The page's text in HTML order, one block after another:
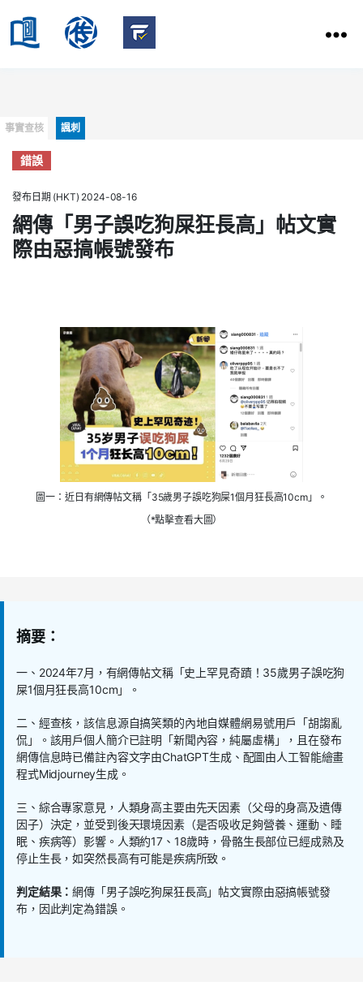
HKBU
of
Communication
Categories
事實查核 諷刺
錯誤
發布日期 (HKT) 2024-08-16
網傳「男子誤吃狗屎狂長高」帖文實
際由惡搞帳號發布
圖一：近日有網傳帖文稱「35歲男子誤吃狗屎1個月狂長高10cm」。
（*點擊查看大圖）
摘要：
一、 2024年7月，有網傳帖文稱「史上罕見奇蹟！ 35歲男子誤吃狗
屎1個月狂長高10cm」。
二、經查核，該信息源自搞笑類的內地自媒體網易號用戶「胡謅亂
侃」。該用戶個人簡介已註明「新聞內容，純屬虛構」，且在發布
網傳信息時已備註內容文字由ChatGPT生成、配圖由人工智能繪畫
程式Midjourney生成。
三、綜合專家意見，人類身高主要由先天因素（父母的身高及遺傳
因子）決定，並受到後天環境因素（是否吸收足夠營養、運動、睡
眠、疾病等）影響。人類約17、 18歲時，骨骼生長部位已經成熟及
停止生長，如突然長高有可能是疾病所致。
判定結果：網傳「男子誤吃狗屎狂長高」帖文實際由惡搞帳號發
布，因此判定為錯誤。